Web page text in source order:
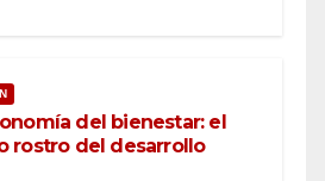
del bienestar: el
rostro del desarrollo